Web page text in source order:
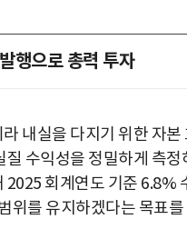
행으로 총력 투자
내실을 다지기 위한 자
수익성을 정밀하게 측
회계연도 기준 6.8%
위를 유지하겠다는 목표를